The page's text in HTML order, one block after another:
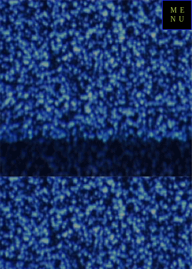
ME
NU